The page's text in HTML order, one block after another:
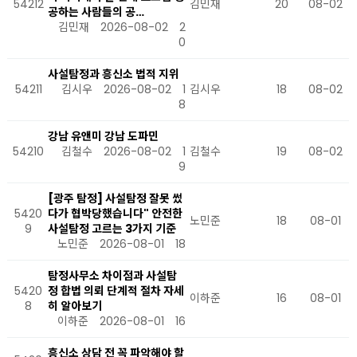
54212 공하는 사람들의 공…
김민재
2026-08-02
2
0
김민재 20 08-02
54211
사설탐정과 흥신소 법적 지위
김시우
2026-08-02
1
8
김시우 18 08-02
54210
강남 유앤미 강남 도파민
김철수
2026-08-02
1
9
김철수 19 08-02
5420
9
[광주 탐정] 사설탐정 잘못 썼
다가 협박당했습니다" 안전한
사설탐정 고르는 3가지 기준
노민준
2026-08-01 18
노민준 18 08-01
5420
8
탐정사무소 차이점과 사설탐
정 합법 의뢰 단계적 절차 자세
히 알아보기
이하준
2026-08-01 16
이하준 16 08-01
흥신소 상담 전 꼭 파악해야 할